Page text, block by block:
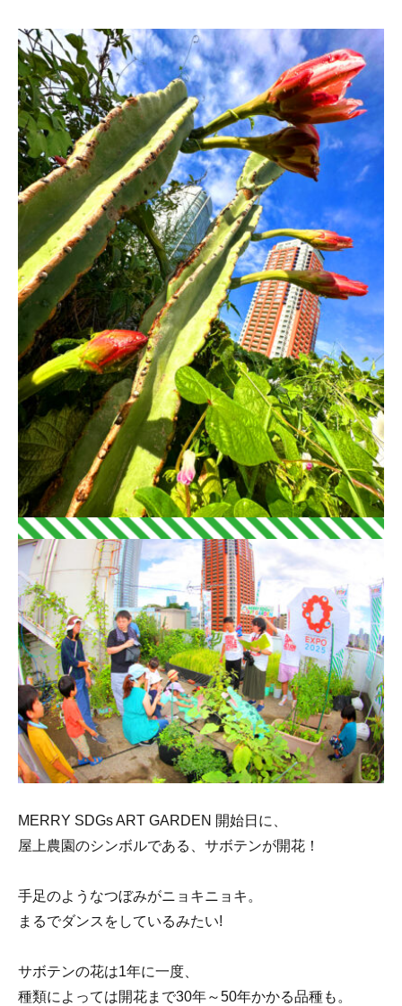
MERRY SDGs ART GARDEN 開始日に、
屋上農園のシンボルである、サボテンが開花！
手足のようなつぼみがニョキニョキ。
まるでダンスをしているみたい!
サボテンの花は1年に一度、
種類によっては開花まで30年～50年かかる品種も。